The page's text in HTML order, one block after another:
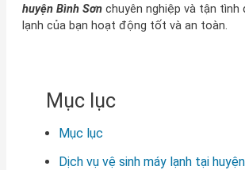
huyện Bình Sơnchuyên nghiệp và tận tình
lạnh của bạn hoạt động tốt và an toàn.
Mục lục
Mục lục
Dịch vụ vệ sinh máy lạnh tại